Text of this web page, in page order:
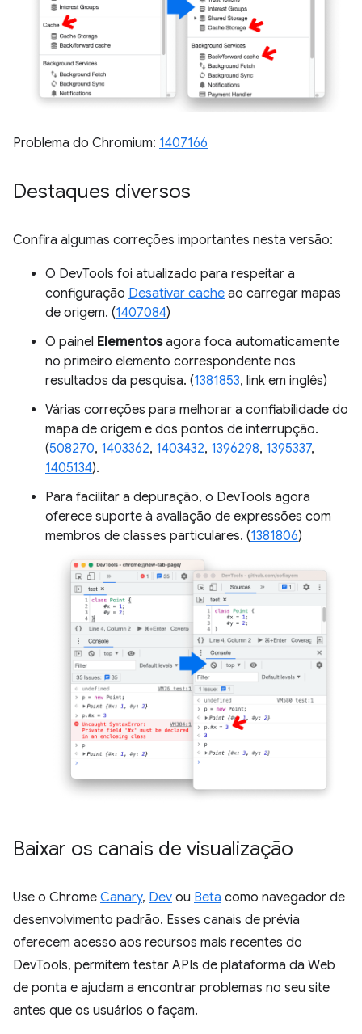
Problema do Chromium: 1407166
Destaques diversos
Confira algumas correções importantes nesta versão:
O DevTools foi atualizado para respeitar a
configuração Desativar cache ao carregar mapas
de origem. (1407084)
O painel Elementosagora foca automaticamente
no primeiro elemento correspondente nos
resultados da pesquisa. (1381853, link em inglês)
Várias correções para melhorar a confiabilidade do
mapa de origem e dos pontos de interrupção.
(508270, 1403362, 1403432, 1396298, 1395337,
1405134).
Para facilitar a depuração, o DevTools agora
oferece suporte à avaliação de expressões com
membros de classes particulares. (1381806)
Baixar os canais de visualização
Use o Chrome Canary, Dev ou Beta como navegador de
desenvolvimento padrão. Esses canais de prévia
oferecem acesso aos recursos mais recentes do
DevTools, permitem testar APIs de plataforma da Web
de ponta e ajudam a encontrar problemas no seu site
antes que os usuários o façam.